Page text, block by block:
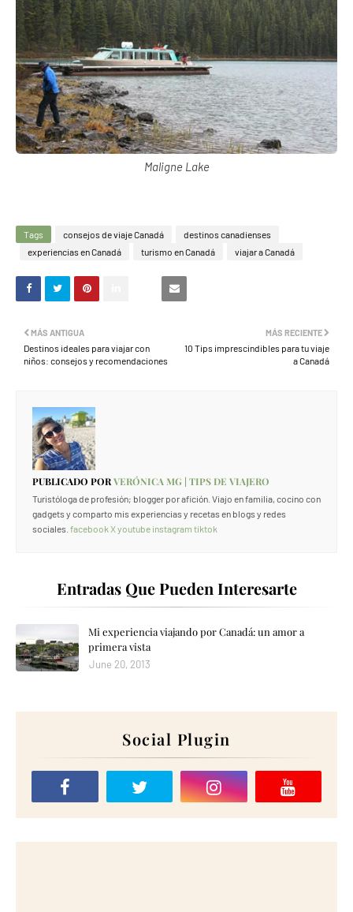
Maligne Lake
Tags consejos de viaje Canadá
destinos canadienses
experiencias en Canadá
turismo en Canadá viajar a Canadá
MÁS RECIENTE
10 Tips imprescindibles para tu viaje
a Canadá
MÁS ANTIGUA
Destinos ideales para viajar con
niños: consejos y recomendaciones
PUBLICADO PORVERÓNICA MG | TIPS DE VIAJERO
Turistóloga de profesión; blogger por afición. Viajo en familia, cocino con
gadgets y comparto mis experiencias y recetas en blogs y redes
sociales. facebook Xyoutube instagram tiktok
Entradas Que Pueden Interesarte
Mi experiencia viajando por Canadá: un amor a
primera vista
June 20, 2013
Social Plugin